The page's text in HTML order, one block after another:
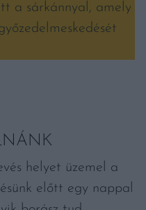
a sárkánnyal, amely
helyet üzemel a
előtt egy nappal